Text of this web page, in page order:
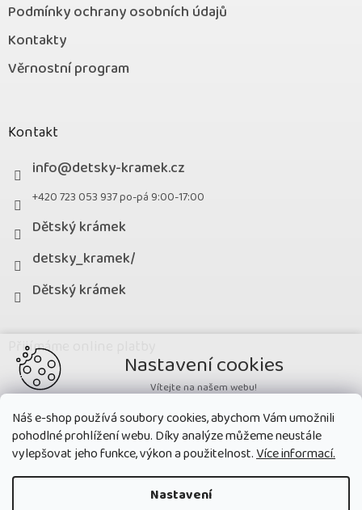
Náš e-shop používá soubory cookies, abychom Vám umožnili
pohodlné prohlížení webu. Díky analýze můžeme neustále
vylepšovat jeho funkce, výkon a použitelnost.Více informací.
Nastavení
Podmínky ochrany osobních údajů
Kontakty
Věrnostní program
Kontakt
info@detsky-kramek.cz
+420 723 053 937 po-pá 9:00-17:00
Dětský krámek
detsky_kramek/
Dětský krámek
Přijímáme online platby
Nastavení cookies
Vítejte na našem webu!
Potřebujeme nastavit cookies a související technologie, aby
zobrazovaný obsah odpovídal vašim potřebám a vy na webu nalezli
přesně to, co potřebujete. Soubory cookies používané na našem webu
nikdy neslouží ke zjišťování totožnosti uživatelů stránek.
Přijmout všechny cookies